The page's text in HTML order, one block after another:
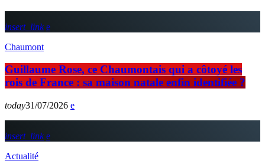
insert_link
Chaumont
Guillaume Rose, ce Chaumontais qui a côtoyé les
rois de France : sa maison natale enfin identifiée ?
today31/07/2026
insert_link
Actualité